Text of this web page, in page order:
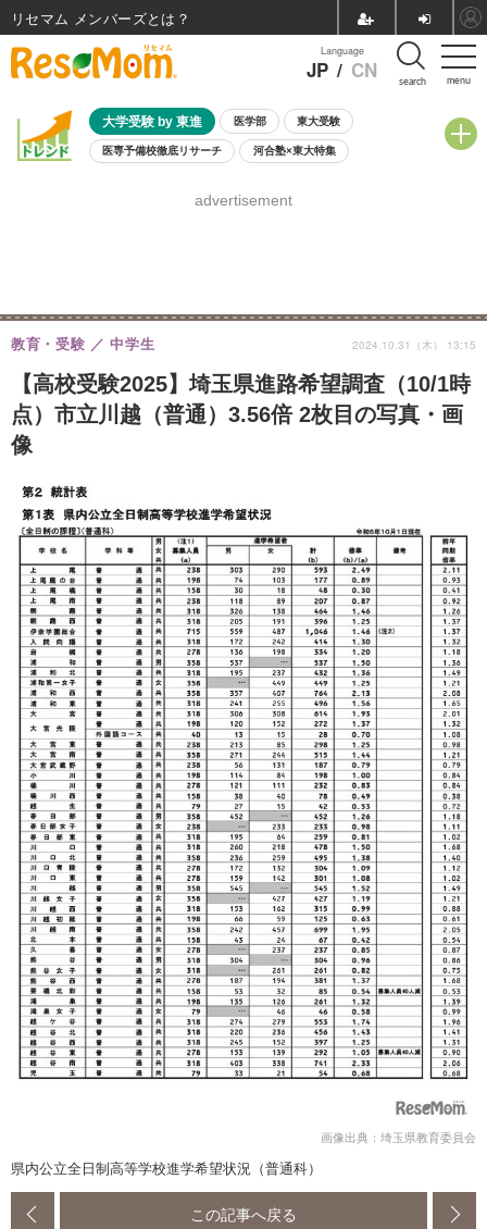
menu
Language
JP / CN search
大学受験 by 東進 医学部 東大受験
医専予備校徹底リサーチ 河合塾×東大特集
8月開催学校説明会・相談会
advertisement
【高校受験2025】埼玉県進路希望調査（10/1時
点）市立川越（普通）3.56倍 2枚目の写真・画
像
教育・受験 中学生 2024.10.31（木） 13:15
画像出典：埼玉県教育委員会
県内公立全日制高等学校進学希望状況（普通科）
この記事へ戻る
リセマム メンバーズ